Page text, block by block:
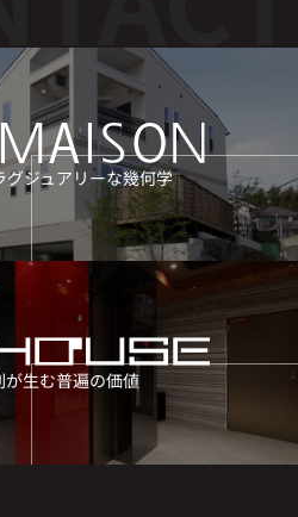
ジュアリーな幾何学
が生む普遍の価値